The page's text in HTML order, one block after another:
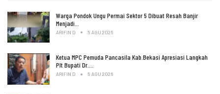
Warga Pondok Ungu Permai Sektor 5 Dibuat Resah Banjir
Menjadi…
ARIFIN D 5 AGU 2026
Ketua MPC Pemuda Pancasila Kab.Bekasi Apresiasi Langkah
Plt Bupati Dr.…
ARIFIN D 5 AGU 2026